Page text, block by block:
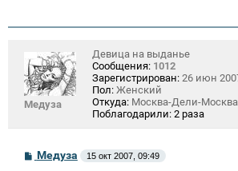
Медуза
Девица на выданье
Сообщения: 1012
Зарегистрирован: 26 июн
Пол: Женский
Откуда: Москва-Дели-
Поблагодарили: 2 раза
С
о
Медуза 15 окт 2007, 09:49